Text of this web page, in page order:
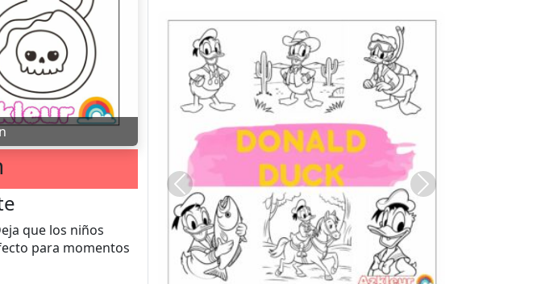
que los niños
para momentos
Previous Next